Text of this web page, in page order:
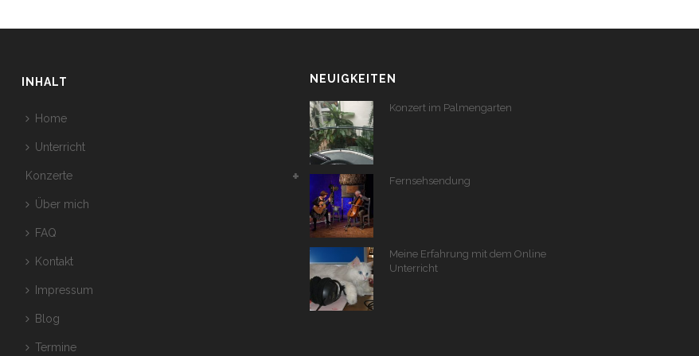
INHALT
Home
Unterricht
Konzerte
Über mich
FAQ
Kontakt
Impressum
Blog
Termine
NEUIGKEITEN
Konzert im Palmengarten
Fernsehsendung
Meine Erfahrung mit dem Online
Unterricht